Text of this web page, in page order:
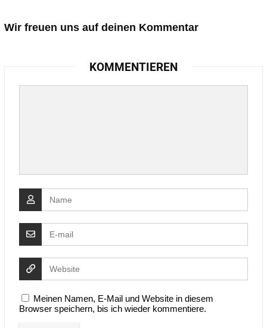
Wir freuen uns auf deinen Kommentar
KOMMENTIEREN
Meinen Namen, E-Mail und Website in diesem
Browser speichern, bis ich wieder kommentiere.